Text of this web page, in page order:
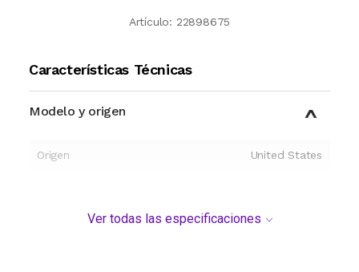
Artículo: 22898675
Características Técnicas
Modelo y origen
Origen United States
Ver todas las especificaciones